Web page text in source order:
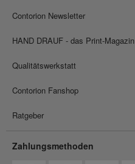
Contorion Newsletter
HAND DRAUF - das Print-Magazin
Qualitätswerkstatt
Contorion Fanshop
Ratgeber
Zahlungsmethoden